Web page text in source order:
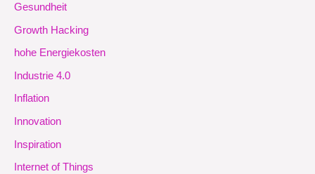
Gesundheit
Growth Hacking
hohe Energiekosten
Industrie 4.0
Inflation
Innovation
Inspiration
Internet of Things